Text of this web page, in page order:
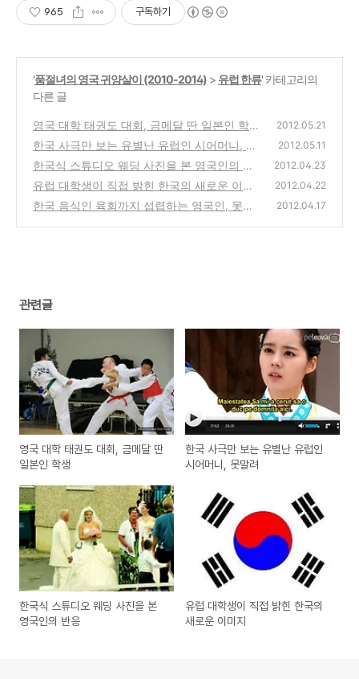
965 구독하기
'품절녀의 영국 귀양살이 (2010-2014) > 유럽 한류' 카테고리의
다른 글
영국 대학 태권도 대회, 금메달 딴 일본인 학생
(29)
2012.05.21
한국 사극만 보는 유별난 유럽인 시어머니, 못
말려
(30)
2012.05.11
한국식 스튜디오 웨딩 사진을 본 영국인의 반
응
(46)
2012.04.23
유럽 대학생이 직접 밝힌 한국의 새로운 이미
지
(22)
2012.04.22
한국 음식인 육회까지 섭렵하는 영국인, 못말
2012.04.17
관련글
영국 대학 태권도 대회, 금메달 딴
일본인 학생
한국 사극만 보는 유별난 유럽인
시어머니, 못말려
한국식 스튜디오 웨딩 사진을 본
영국인의 반응
유럽 대학생이 직접 밝힌 한국의
새로운 이미지